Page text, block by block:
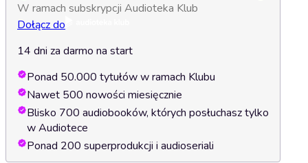
W ramach subskrypcji Audioteka Klub
Dołącz do
14 dni za darmo na start
Ponad 50.000 tytułów w ramach Klubu
Nawet 500 nowości miesięcznie
Blisko 700 audiobooków, których posłuchasz tylko
w Audiotece
Ponad 200 superprodukcji i audioseriali